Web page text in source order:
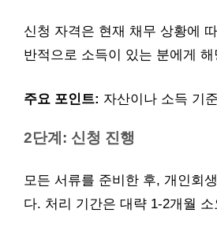
신청 자격은 현재 채무 상황에
반적으로 소득이 있는 분에게
주요 포인트: 자산이나 소득 기
2단계: 신청 진행
모든 서류를 준비한 후, 개인회
다. 처리 기간은 대략 1-2개월